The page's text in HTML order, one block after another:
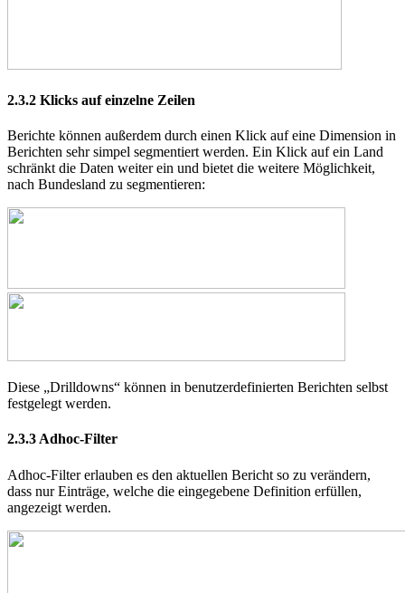
2.3.2 Klicks auf einzelne Zeilen
Berichte können außerdem durch einen Klick auf eine Dimension in
Berichten sehr simpel segmentiert werden. Ein Klick auf ein Land
schränkt die Daten weiter ein und bietet die weitere Möglichkeit,
nach Bundesland zu segmentieren:
Diese „Drilldowns“ können in benutzerdefinierten Berichten selbst
festgelegt werden.
2.3.3Adhoc-Filter
Adhoc-Filter erlauben es den aktuellen Bericht so zu verändern,
dass nur Einträge, welche die eingegebene Definition erfüllen,
angezeigt werden.